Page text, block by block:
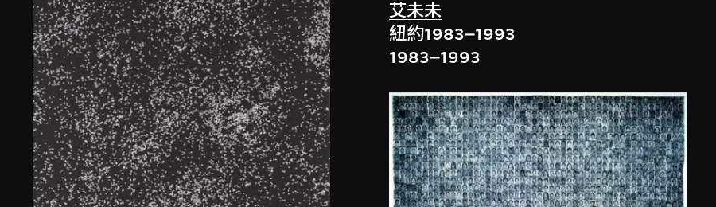
艾未未
紐約1983–1993
1983–1993